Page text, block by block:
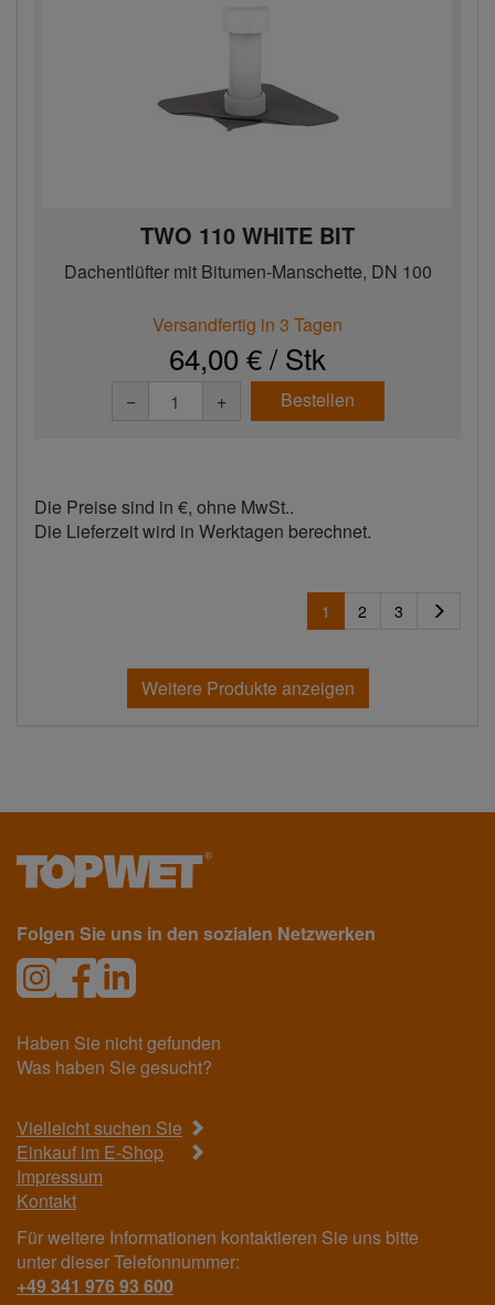
TWO 110 WHITE BIT
Dachentlüfter mit Bitumen-Manschette, DN 100
Versandfertig in 3 Tagen
64,00 € / Stk
− + Bestellen
Die Preise sind in €, ohne MwSt..
Die Lieferzeit wird in Werktagen berechnet.
1 2 3
Weitere Produkte anzeigen
Folgen Sie uns in den sozialen Netzwerken
Haben Sie nicht gefunden
Was haben Sie gesucht?
Vielleicht suchen Sie
Einkauf im E-Shop
Impressum
Kontakt
Für weitere Informationen kontaktieren Sie uns bitte
unter dieser Telefonnummer:
+49 341 976 93 600